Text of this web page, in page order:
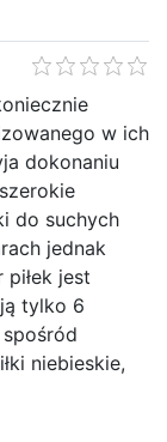
w ich
dokonaniu
do suchych
jednak
jest
tylko 6
niebieskie,